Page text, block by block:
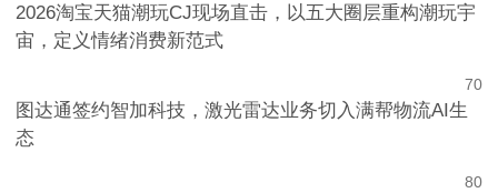
2026淘宝天猫潮玩CJ现场直击，以五大圈层重构潮玩宇
宙，定义情绪消费新范式
0
7
图达通签约智加科技，激光雷达业务切入满帮物流AI生
态
0
8